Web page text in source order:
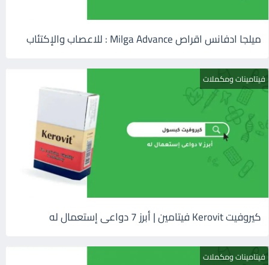
ميلجا ادفانس اقراص Milga Advance : للاعصاب والإكتئاب
فيتامينات ومكملات
كيروفيت Kerovit فيتامين | أبرز 7 دواعى إستعمال له
فيتامينات ومكملات